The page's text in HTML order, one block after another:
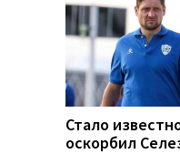
Стало
оскорбил